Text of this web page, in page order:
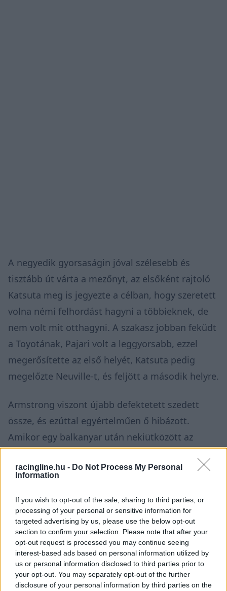
racingline.hu - Do Not Process My Personal
Information
If you wish to opt-out of the sale, sharing to third parties, or
processing of your personal or sensitive information for
targeted advertising by us, please use the below opt-out
section to confirm your selection. Please note that after your
opt-out request is processed you may continue seeing
interest-based ads based on personal information utilized by
us or personal information disclosed to third parties prior to
your opt-out. You may separately opt-out of the further
disclosure of your personal information by third parties on the
A negyedik gyorsaságin jóval szélesebb és
tisztább út várta a mezőnyt, az elsőként rajtoló
Katsuta meg is jegyezte a célban, hogy szeretett
volna némi felhordást hagyni a többieknek, de
nem volt mit otthagyni. A szakasz jobban feküdt
a Toyotának, Pajari volt a leggyorsabb, ezzel
megerősítette az első helyét, Katsuta pedig
megelőzte Neuville-t, és feljött a második helyre.
Armstrong viszont újabb defektetett szedett
össze, és ezúttal egyértelműen ő hibázott.
Amikor egy balkanyar után nekiütközött az
lett, pótkereke viszont csak egy maradt a
a versenyből. A péntek délelőtti kör alatt így
három Rally1-es autó is kiesett.